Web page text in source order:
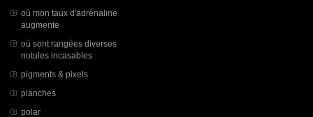
où mon taux d'adrénaline
augmente
où sont rangées diverses
notules incasables
pigments & pixels
planches
polar